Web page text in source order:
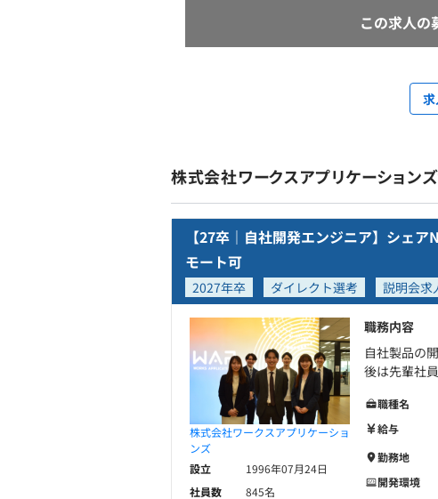
この求人の
株式会社ワークスアプリケーション
【27卒｜自社開発エンジニア】シェ
モート可
2027年卒 ダイレクト選考 説明会求
株式会社ワークスアプリケーショ
ンズ
設立
1996年07月24日
社員数
845名
職務内容
自社製品の
後は先輩社
職種名
給与
勤務地
開発環境